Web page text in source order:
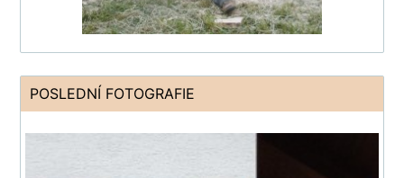
POSLEDNÍ FOTOGRAFIE